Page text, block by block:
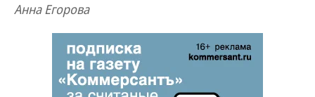
Анна Егорова